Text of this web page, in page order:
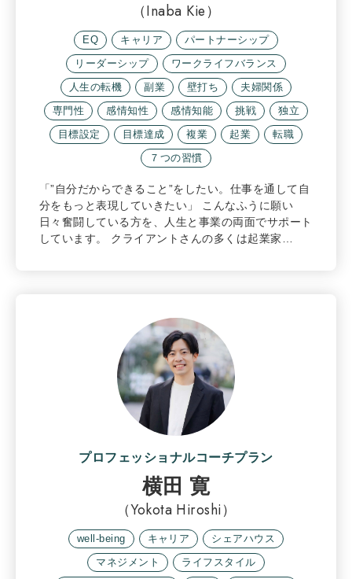
（Inaba Kie）
EQ キャリア
パートナーシップ
リーダーシップ
ワークライフバランス
人生の転機
副業 壁打ち
夫婦関係
専門性
感情知性 感情知能 挑戦
独立
目標設定
目標達成 複業 起業
転職
７つの習慣
「”自分だからできること”をしたい。仕事を通して自
分をもっと表現していきたい」 こんなふうに願い
日々奮闘している方を、人生と事業の両面でサポート
しています。 クライアントさんの多くは起業家…
プロフェッショナルコーチプラン
横田 寛
（Yokota Hiroshi）
well-being キャリア
シェアハウス
マネジメント
ライフスタイル